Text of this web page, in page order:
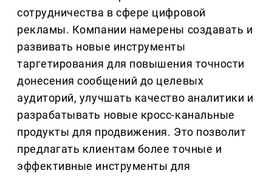
сотрудничества в сфере цифровой
рекламы. Компании намерены создавать и
развивать новые инструменты
таргетирования для повышения точности
донесения сообщений до целевых
аудиторий, улучшать качество аналитики и
разрабатывать новые кросс-канальные
продукты для продвижения. Это позволит
предлагать клиентам более точные и
эффективные инструменты для